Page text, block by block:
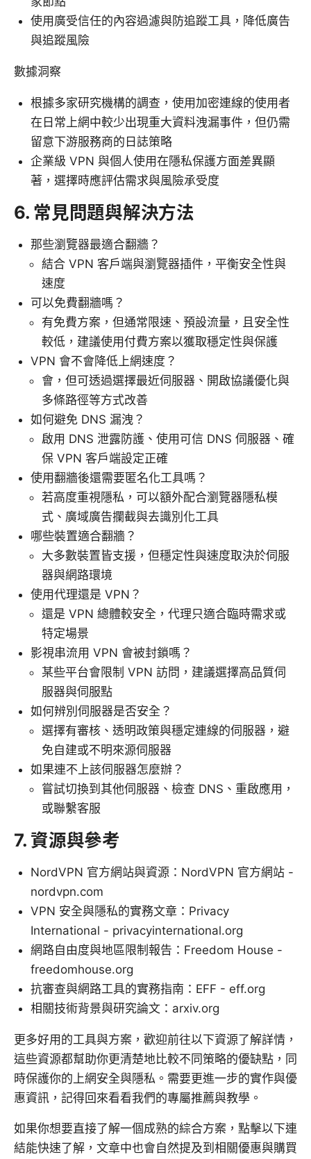
使用廣受信任的內容過濾與防追蹤工具，降低廣告
與追蹤風險
數據洞察
根據多家研究機構的調查，使用加密連線的使用者
在日常上網中較少出現重大資料洩漏事件，但仍需
留意下游服務商的日誌策略
企業級 VPN 與個人使用在隱私保護方面差異顯
著，選擇時應評估需求與風險承受度
6. 常見問題與解決方法
那些瀏覽器最適合翻牆？
結合 VPN 客戶端與瀏覽器插件，平衡安全性與
速度
可以免費翻牆嗎？
有免費方案，但通常限速、預設流量，且安全性
較低，建議使用付費方案以獲取穩定性與保護
VPN 會不會降低上網速度？
會，但可透過選擇最近伺服器、開啟協議優化與
多條路徑等方式改善
如何避免 DNS 漏洩？
啟用 DNS 泄露防護、使用可信 DNS 伺服器、確
保 VPN 客戶端設定正確
使用翻牆後還需要匿名化工具嗎？
若高度重視隱私，可以額外配合瀏覽器隱私模
式、廣域廣告攔截與去識別化工具
哪些裝置適合翻牆？
大多數裝置皆支援，但穩定性與速度取決於伺服
器與網路環境
使用代理還是 VPN？
還是 VPN 總體較安全，代理只適合臨時需求或
特定場景
影視串流用 VPN 會被封鎖嗎？
某些平台會限制 VPN 訪問，建議選擇高品質伺
服器與伺服點
如何辨別伺服器是否安全？
選擇有審核、透明政策與穩定連線的伺服器，避
免自建或不明來源伺服器
如果連不上該伺服器怎麼辦？
嘗試切換到其他伺服器、檢查 DNS、重啟應用，
或聯繫客服
7. 資源與參考
NordVPN 官方網站與資源：NordVPN 官方網站 -
nordvpn.com
VPN 安全與隱私的實務文章：Privacy
International - privacyinternational.org
網路自由度與地區限制報告：Freedom House -
freedomhouse.org
抗審查與網路工具的實務指南：EFF - eff.org
相關技術背景與研究論文：arxiv.org
更多好用的工具與方案，歡迎前往以下資源了解詳情，
這些資源都幫助你更清楚地比較不同策略的優缺點，同
時保護你的上網安全與隱私。需要更進一步的實作與優
惠資訊，記得回來看看我們的專屬推薦與教學。
如果你想要直接了解一個成熟的綜合方案，點擊以下連
結能快速了解，文章中也會自然提及到相關優惠與購買